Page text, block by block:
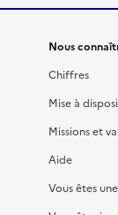
Nous
Chiffres
Mise à
Missions et
Aide
Vous êtes